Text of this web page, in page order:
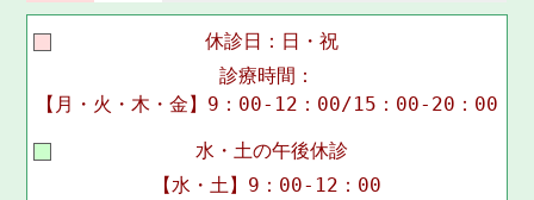
休診日：日・祝
診療時間：
【月・火・木・金】9：00-12：00/15：00-20：00
水・土の午後休診
【水・土】9：00-12：00